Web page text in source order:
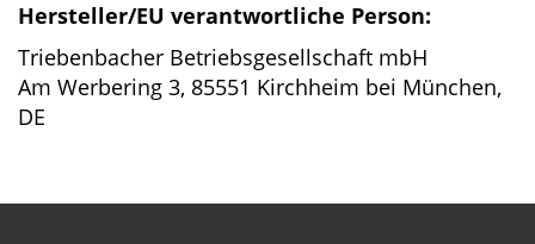
Hersteller/EU verantwortliche Person:
Triebenbacher Betriebsgesellschaft mbH
Am Werbering 3, 85551 Kirchheim bei München,
DE